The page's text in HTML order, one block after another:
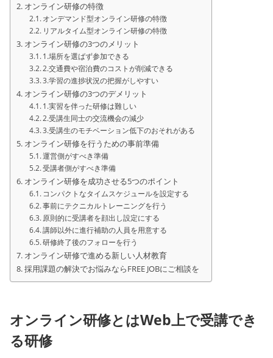
オンライン研修の特徴
オンデマンド型オンライン研修の特徴
リアルタイム型オンライン研修の特徴
オンライン研修の3つのメリット
1.場所を選ばず参加できる
2.交通費や宿泊費のコストが削減できる
3.学習の進捗状況の把握がしやすい
オンライン研修の3つのデメリット
1.実習を伴った研修は難しい
2.受講生同士の交流機会の減少
3.受講生のモチベーション低下のおそれがある
オンライン研修を行うための事前準備
運営側がすべき準備
受講者側がすべき準備
オンライン研修を成功させる5つのポイント
コンパクトなタイムスケジュールを設定する
事前にテクニカルトレーニングを行う
原則的に受講者を顔出し設定にする
講師以外に進行補助の人員を用意する
研修終了後のフォローを行う
オンライン研修で進める新しい人材教育
採用課題の解決でお悩みならFREE JOBにご相談を
オンライン研修とはWeb上で受講でき
る研修